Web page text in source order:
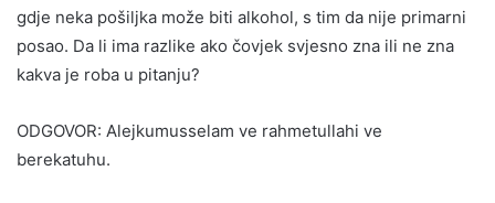
gdje neka pošiljka može biti alkohol, s tim da nije primarni
posao. Da li ima razlike ako čovjek svjesno zna ili ne zna
kakva je roba u pitanju?
ODGOVOR: Alejkumusselam ve rahmetullahi ve
berekatuhu.